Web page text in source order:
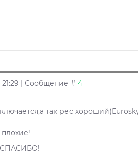
21:29 | Сообщение # 4
так рес
СПАСИБО!